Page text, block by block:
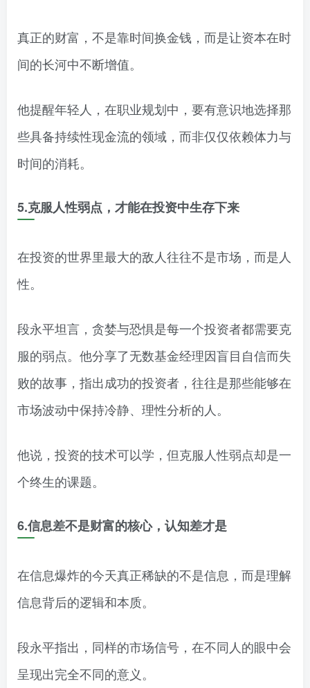
真正的财富，不是靠时间换金钱，而是让资本在时
间的长河中不断增值。
他提醒年轻人，在职业规划中，要有意识地选择那
些具备持续性现金流的领域，而非仅仅依赖体力与
时间的消耗。
5.克服人性弱点，才能在投资中生存下来
在投资的世界里最大的敌人往往不是市场，而是人
性。
段永平坦言，贪婪与恐惧是每一个投资者都需要克
服的弱点。他分享了无数基金经理因盲目自信而失
败的故事，指出成功的投资者，往往是那些能够在
市场波动中保持冷静、理性分析的人。
他说，投资的技术可以学，但克服人性弱点却是一
个终生的课题。
6.信息差不是财富的核心，认知差才是
在信息爆炸的今天真正稀缺的不是信息，而是理解
信息背后的逻辑和本质。
段永平指出，同样的市场信号，在不同人的眼中会
呈现出完全不同的意义。